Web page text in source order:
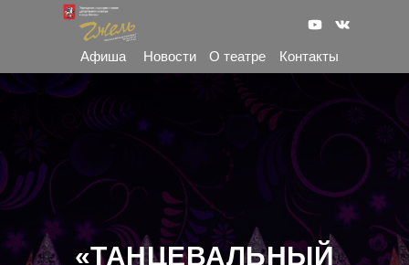
О театре
Афиша Новости Контакты
«ТАНЦЕВАЛЬНЫЙ